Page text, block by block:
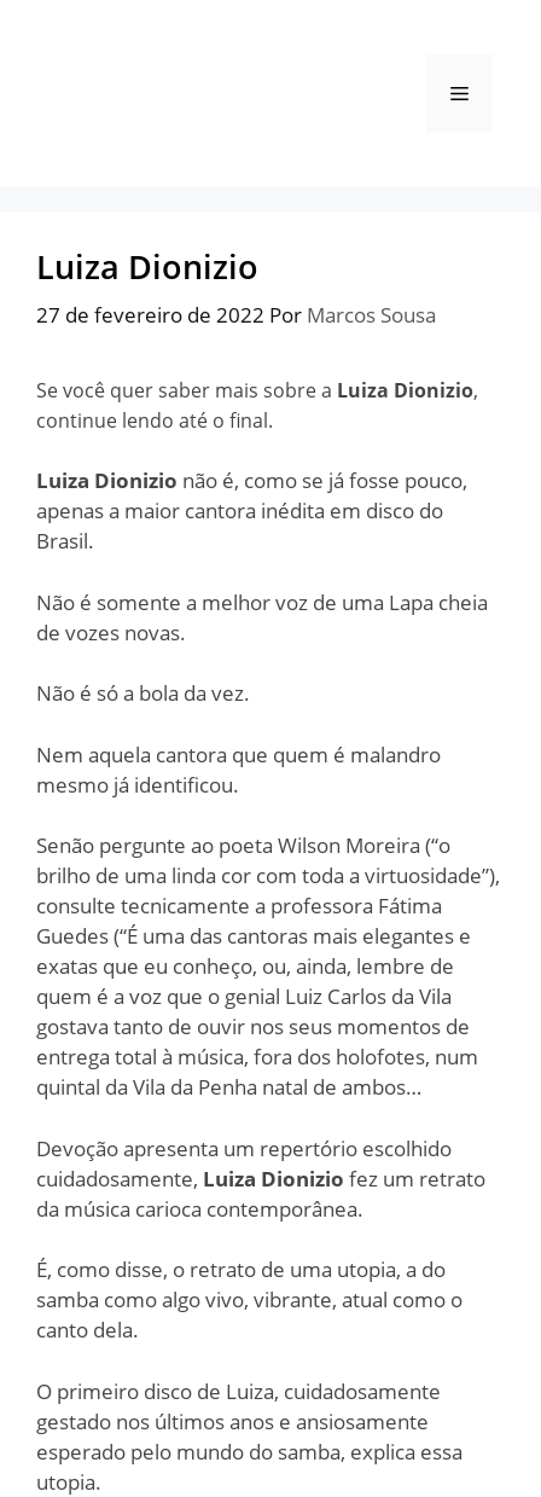
Menu
Luiza Dionizio
27 de fevereiro de 2022 Por Marcos Sousa
Se você quer saber mais sobre a Luiza Dionizio,
continue lendo até o final.
Luiza Dionizio não é, como se já fosse pouco,
apenas a maior cantora inédita em disco do
Brasil.
Não é somente a melhor voz de uma Lapa cheia
de vozes novas.
Não é só a bola da vez.
Nem aquela cantora que quem é malandro
mesmo já identificou.
Senão pergunte ao poeta Wilson Moreira (“o
brilho de uma linda cor com toda a virtuosidade”),
consulte tecnicamente a professora Fátima
Guedes (“É uma das cantoras mais elegantes e
exatas que eu conheço, ou, ainda, lembre de
quem é a voz que o genial Luiz Carlos da Vila
gostava tanto de ouvir nos seus momentos de
entrega total à música, fora dos holofotes, num
quintal da Vila da Penha natal de ambos…
Devoção apresenta um repertório escolhido
cuidadosamente, Luiza Dionizio fez um retrato
da música carioca contemporânea.
É, como disse, o retrato de uma utopia, a do
samba como algo vivo, vibrante, atual como o
canto dela.
O primeiro disco de Luiza, cuidadosamente
gestado nos últimos anos e ansiosamente
esperado pelo mundo do samba, explica essa
utopia.